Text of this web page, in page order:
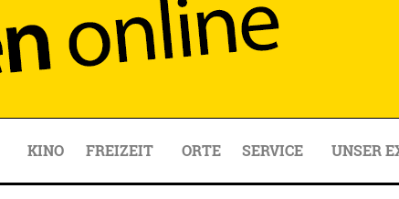
KINO FREIZEIT ORTE SERVICE UNSER